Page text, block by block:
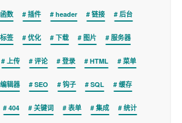
函数 插件 header 链接 后台
标签 优化 下载 图片 服务器
上传 评论 登录 HTML 菜单
编辑器 SEO 钩子 SQL 缓存
404 关键词 表单 集成 统计